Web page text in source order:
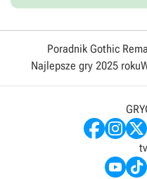
Poradnik Gothic
Najlepsze gry 2025 roku